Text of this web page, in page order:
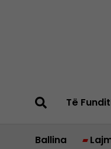
Të Fundit
Ballina